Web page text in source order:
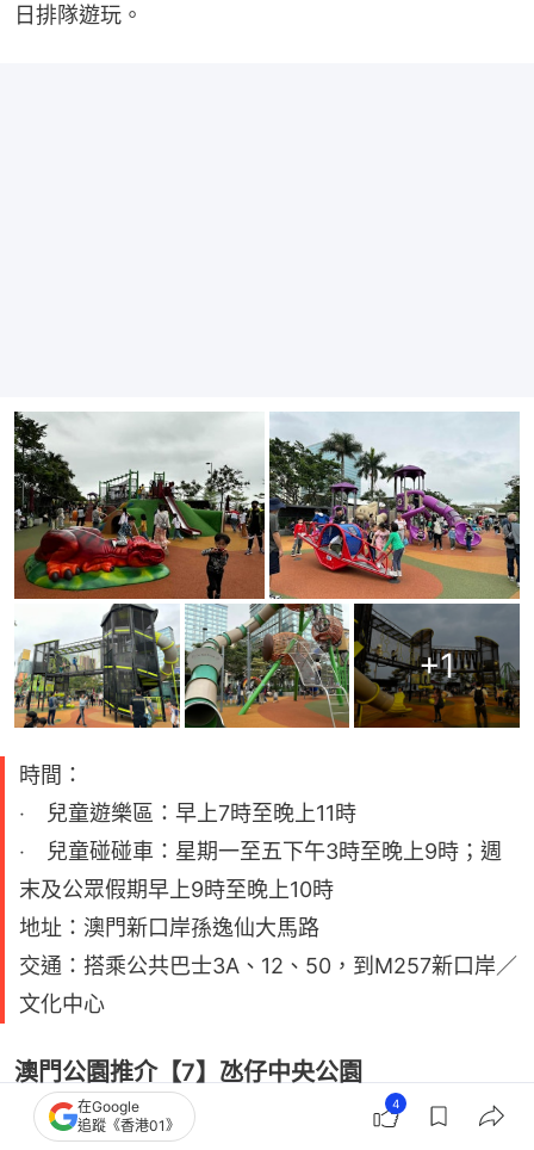
日排隊遊玩。
+1
時間：
‧ 兒童遊樂區：早上7時至晚上11時
‧ 兒童碰碰車：星期一至五下午3時至晚上9時；週
末及公眾假期早上9時至晚上10時
地址：澳門新口岸孫逸仙大馬路
交通：搭乘公共巴士3A、12、50，到M257新口岸／
文化中心
澳門公園推介【7】氹仔中央公園
氹仔中央公園有兩大兒童遊戲設施區，面積近2500平
在Google
追蹤《香港01》
4